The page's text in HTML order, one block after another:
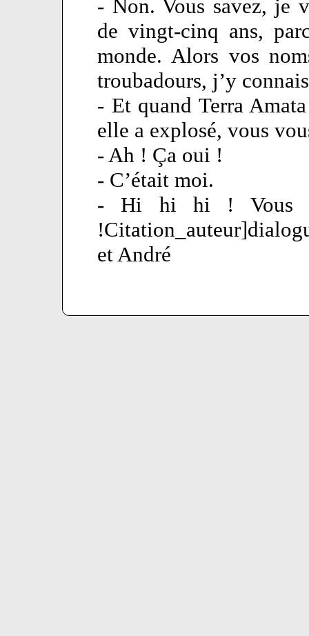
- Non. Vous savez, je
de vingt-cinq ans,
monde. Alors vos
troubadours, j’y
- Et quand Terra
elle a explosé, vous
- Ah ! Ça oui !
- C’était moi.
- Hi hi hi ! Vous
et André